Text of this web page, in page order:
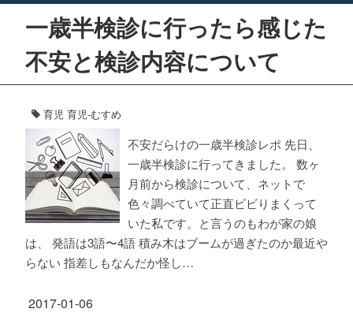
一歳半検診に行ったら感じた
不安と検診内容について
育児 育児-むすめ
不安だらけの一歳半検診レポ 先日、
一歳半検診に行ってきました。 数ヶ
月前から検診について、ネットで
色々調べていて正直ビビりまくって
いた私です。と言うのもわが家の娘
は、 発語は3語〜4語 積み木はブームが過ぎたのか最近や
らない 指差しもなんだか怪し…
2017-01-06